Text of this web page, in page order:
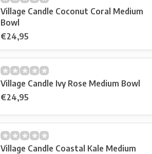
Village Candle Coconut Coral Medium
Bowl
€24,95
Village Candle Ivy Rose Medium Bowl
€24,95
Village Candle Coastal Kale Medium